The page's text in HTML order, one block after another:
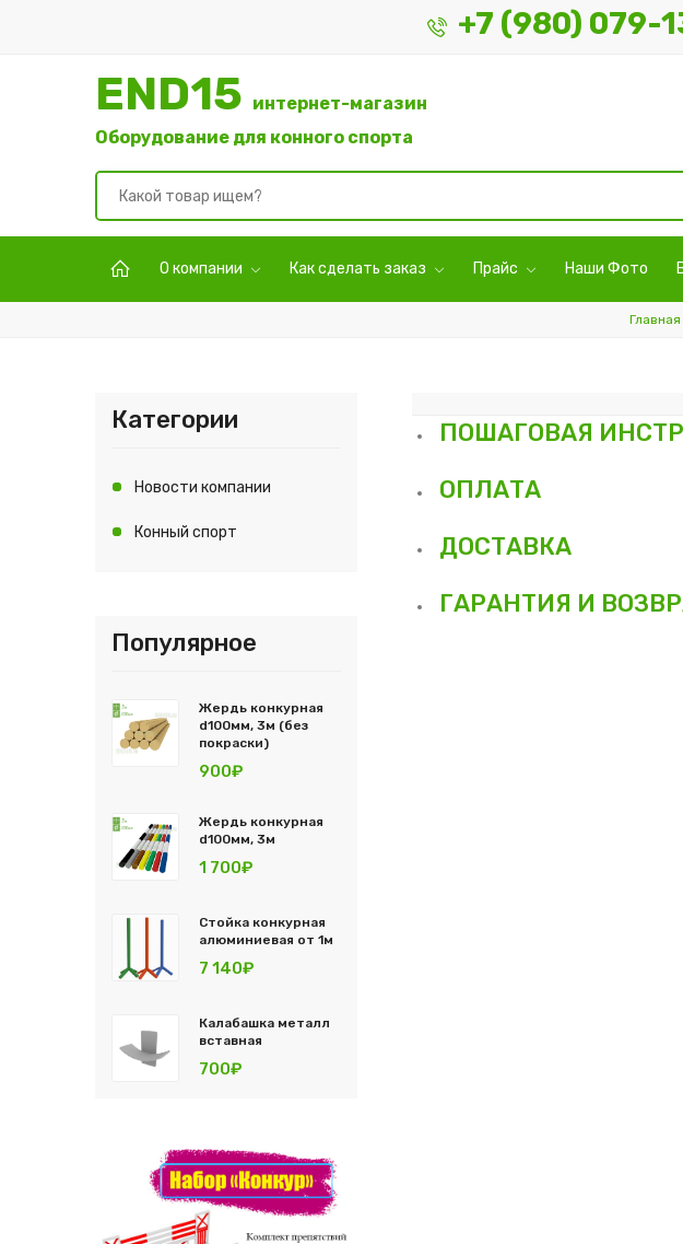
+7 (980) 079-
END15 интернет-магазин
Оборудование для конного спорта
О компании Как сделать заказ Прайс Наши Фото
Главная
ПОШАГОВАЯ
ОПЛАТА
ДОСТАВКА
ГАРАНТИЯ И
Категории
Новости компании
Конный спорт
Популярное
Жердь конкурная
d100мм, 3м (без
покраски)
900₽
Жердь конкурная
d100мм, 3м
1 700₽
Стойка конкурная
алюминиевая от 1м
7 140₽
Калабашка металл
вставная
700₽